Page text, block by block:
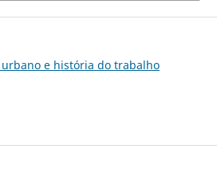
e história do trabalho